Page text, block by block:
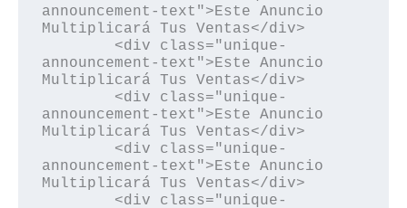
announcement-text">Este Anuncio
Multiplicará Tus Ventas</div>
announcement-text">Este Anuncio
Multiplicará Tus Ventas</div>
announcement-text">Este Anuncio
Multiplicará Tus Ventas</div>
announcement-text">Este Anuncio
Multiplicará Tus Ventas</div>